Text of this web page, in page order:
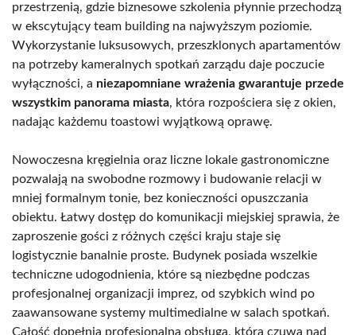
przestrzenią, gdzie biznesowe szkolenia płynnie przechodzą
w ekscytujący team building na najwyższym poziomie.
Wykorzystanie luksusowych, przeszklonych apartamentów
na potrzeby kameralnych spotkań zarządu daje poczucie
wyłączności, a niezapomniane wrażenia gwarantuje przede
wszystkim panorama miasta, która rozpościera się z okien,
nadając każdemu toastowi wyjątkową oprawę.
Nowoczesna kręgielnia oraz liczne lokale gastronomiczne
pozwalają na swobodne rozmowy i budowanie relacji w
mniej formalnym tonie, bez konieczności opuszczania
obiektu. Łatwy dostęp do komunikacji miejskiej sprawia, że
zaproszenie gości z różnych części kraju staje się
logistycznie banalnie proste. Budynek posiada wszelkie
techniczne udogodnienia, które są niezbędne podczas
profesjonalnej organizacji imprez, od szybkich wind po
zaawansowane systemy multimedialne w salach spotkań.
Całość dopełnia profesjonalna obsługa, która czuwa nad